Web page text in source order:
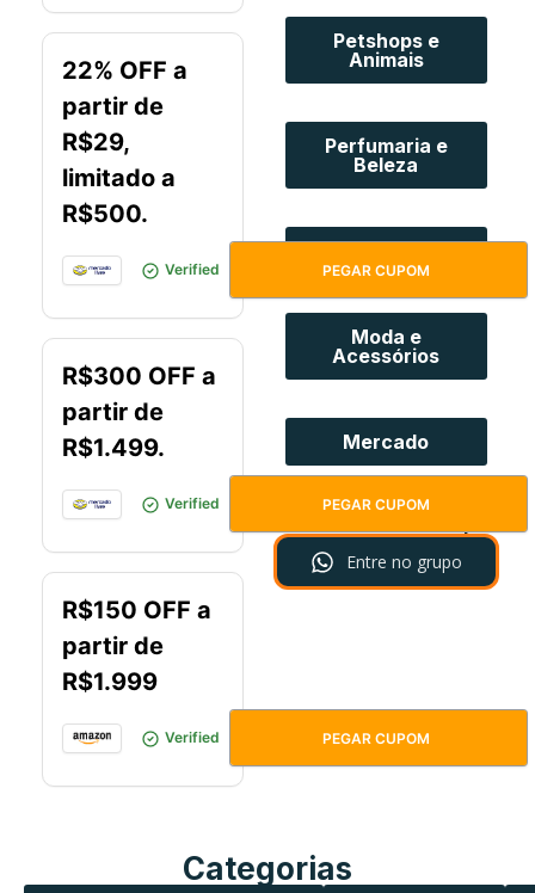
22% OFF a
partir de
R$29,
limitado a
R$500.
Verified MAISPORMENOS
PEGAR CUPOM
R$300 OFF a
partir de
R$1.499.
Verified OFFMELIMAIS
PEGAR CUPOM
R$150 OFF a
partir de
R$1.999
Verified POUPEHOJE
PEGAR CUPOM
Petshops e
Animais
Perfumaria e
Beleza
Moda e
Acessórios
Mercado
Entre no grupo
Categorias